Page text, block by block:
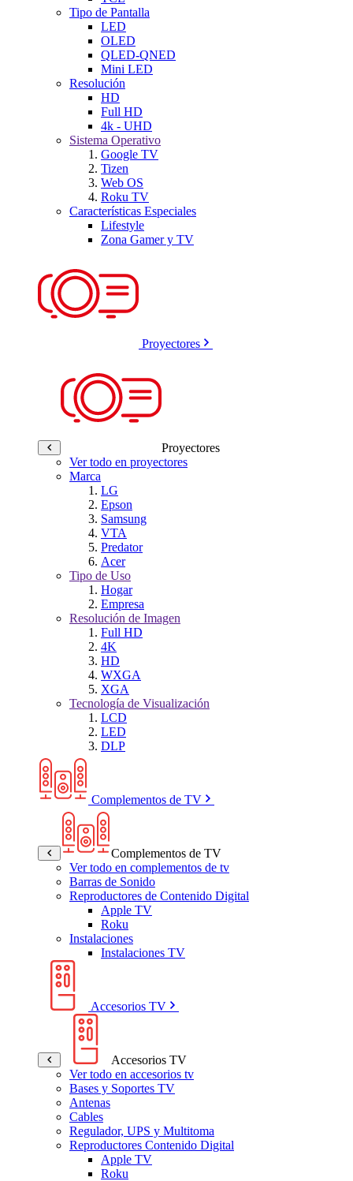
Tipo de Pantalla
LED
OLED
QLED-QNED
Mini LED
Resolución
HD
Full HD
4k - UHD
Sistema Operativo
Google TV
Tizen
Web OS
Roku TV
Características Especiales
Lifestyle
Zona Gamer y TV
Proyectores
Proyectores
Ver todo en proyectores
Marca
LG
Epson
Samsung
VTA
Predator
Acer
Tipo de Uso
Hogar
Empresa
Resolución de Imagen
Full HD
4K
HD
WXGA
XGA
Tecnología de Visualización
LCD
LED
DLP
Complementos de TV
Complementos de TV
Ver todo en complementos de tv
Barras de Sonido
Reproductores de Contenido Digital
Apple TV
Roku
Instalaciones
Instalaciones TV
Accesorios TV
Accesorios TV
Ver todo en accesorios tv
Bases y Soportes TV
Antenas
Cables
Regulador, UPS y Multitoma
Reproductores Contenido Digital
Apple TV
Roku